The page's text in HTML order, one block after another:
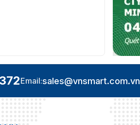
Email:sales@vnsmart.com.vn